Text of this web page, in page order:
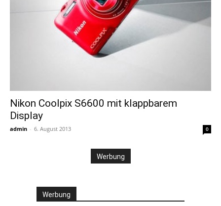
Nikon Coolpix S6600 mit klappbarem
Display
admin - 6. August 2013 0
Werbung
Werbung